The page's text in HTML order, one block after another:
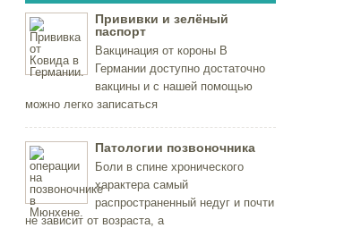
Прививки и зелёный
паспорт
Вакцинация от короны В
Германии доступно достаточно
вакцины и с нашей помощью
можно легко записаться
Патологии позвоночника
Боли в спине хронического
характера самый
распространенный недуг и почти
не зависит от возраста, а